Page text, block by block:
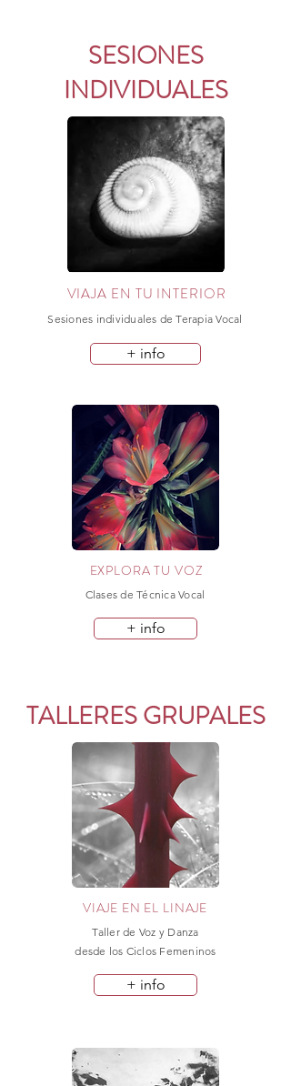
SESIONES
INDIVIDUALES
VIAJA EN TU INTERIOR
Sesiones individuales de Terapia Vocal
+ info
EXPLORA TU VOZ
Clases de Técnica Vocal
+ info
TALLERES GRUPALES
VIAJE EN EL LINAJE
Taller de Voz y Danza
desde los Ciclos Femeninos
+ info